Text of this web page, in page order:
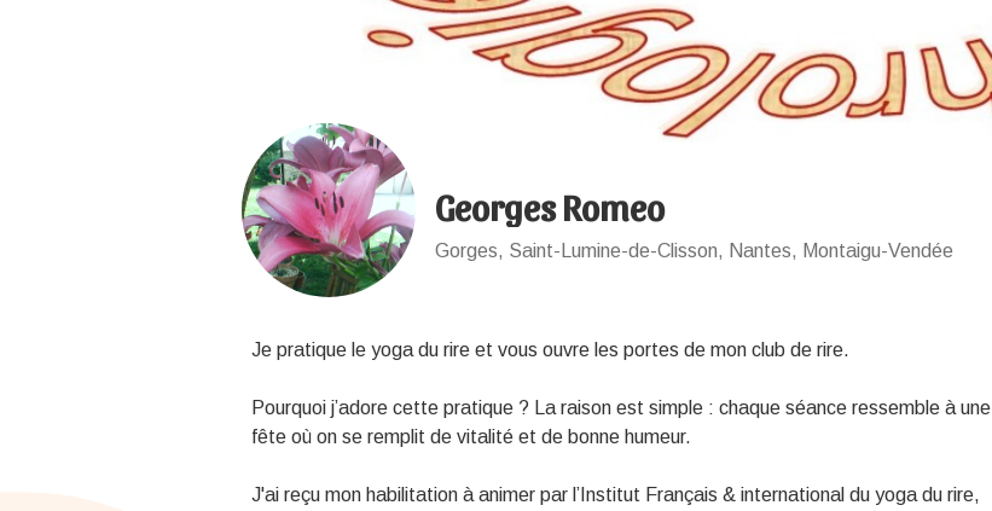
Georges Romeo
Gorges, Saint-Lumine-de-Clisson, Nantes, Montaigu-Vendée
Je pratique le yoga du rire et vous ouvre les portes de mon club de rire.
Pourquoi j’adore cette pratique ? La raison est simple : chaque séance ressemble à une
fête où on se remplit de vitalité et de bonne humeur.
J'ai reçu mon habilitation à animer par l’Institut Français & international du yoga du rire,